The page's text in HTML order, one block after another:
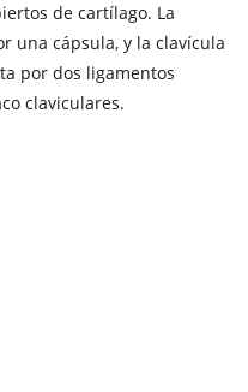
de cartílago. La
una cápsula, y la clavícula
por dos ligamentos
claviculares.